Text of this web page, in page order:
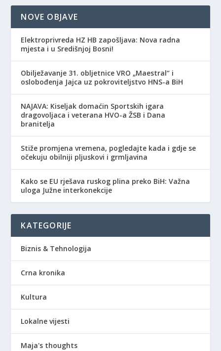
NOVE OBJAVE
Elektroprivreda HZ HB zapošljava: Nova radna
mjesta i u Središnjoj Bosni!
Obilježavanje 31. obljetnice VRO „Maestral“ i
oslobođenja Jajca uz pokroviteljstvo HNS-a BiH
NAJAVA: Kiseljak domaćin Sportskih igara
dragovoljaca i veterana HVO-a ŽSB i Dana
branitelja
Stiže promjena vremena, pogledajte kada i gdje se
očekuju obilniji pljuskovi i grmljavina
Kako se EU rješava ruskog plina preko BiH: Važna
uloga Južne interkonekcije
KATEGORIJE
Biznis & Tehnologija
Crna kronika
Kultura
Lokalne vijesti
Maja's thoughts